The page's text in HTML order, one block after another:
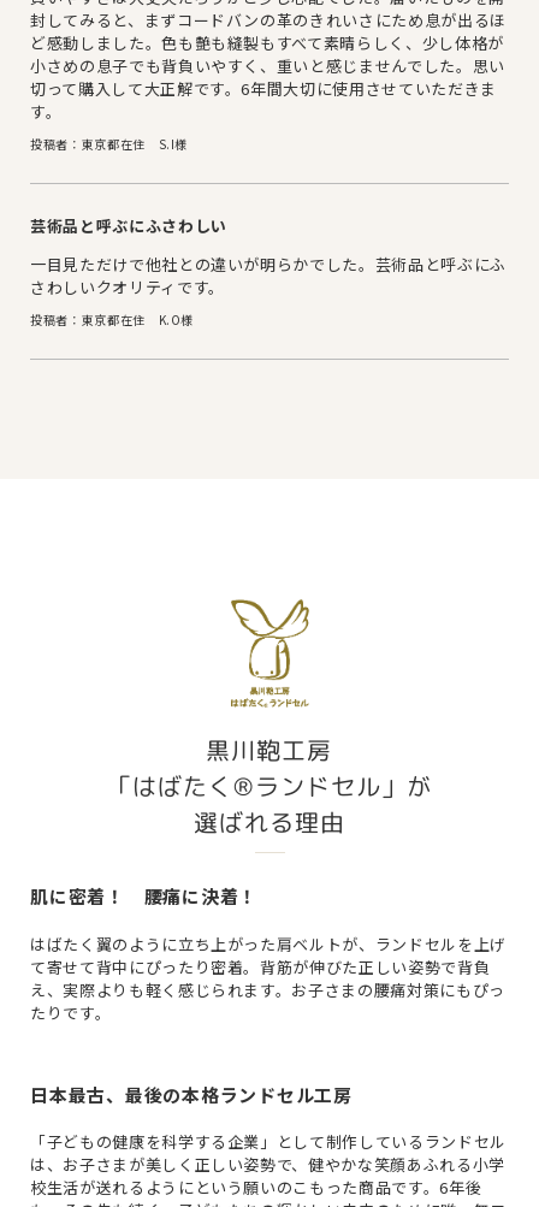
封してみると、まずコードバンの革のきれいさにため息が出るほ
ど感動しました。色も艶も縫製もすべて素晴らしく、少し体格が
小さめの息子でも背負いやすく、重いと感じませんでした。思い
切って購入して大正解です。6年間大切に使用させていただきま
す。
投稿者：東京都在住 S.I様
芸術品と呼ぶにふさわしい
一目見ただけで他社との違いが明らかでした。芸術品と呼ぶにふ
さわしいクオリティです。
投稿者：東京都在住 K.O様
黒川鞄工房
「はばたく®ランドセル」が
選ばれる理由
肌に密着！ 腰痛に決着！
はばたく翼のように立ち上がった肩ベルトが、ランドセルを上げ
て寄せて背中にぴったり密着。背筋が伸びた正しい姿勢で背負
え、実際よりも軽く感じられます。お子さまの腰痛対策にもぴっ
たりです。
日本最古、最後の本格ランドセル工房
「子どもの健康を科学する企業」として制作しているランドセル
は、お子さまが美しく正しい姿勢で、健やかな笑顔あふれる小学
校生活が送れるようにという願いのこもった商品です。6年後